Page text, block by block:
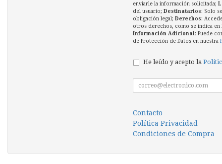
enviarle la información solicitada;
del usuario; Destinatarios: Solo
obligación legal; Derechos:
otros derechos, como se indica en
Información Adicional : Puede
de Protección de Datos en nuestra
He leído y acepto la
Contacto
Política Privacidad
Condiciones de Compra